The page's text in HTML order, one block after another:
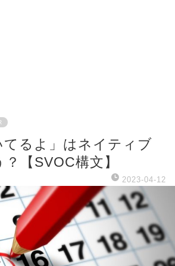
てるよ」はネイティブ
【SVOC構文】
2023-04-12